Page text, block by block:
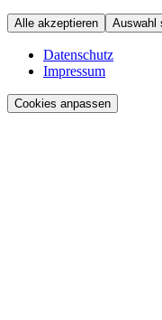
Alle akzeptieren Auswahl
Datenschutz
Impressum
Cookies anpassen